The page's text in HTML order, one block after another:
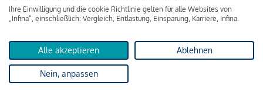
Lesen Sie meine Finanzierungs-Tipps
KreditindexDas Wohnkredit Barometer
Ihre Einwilligung und die cookie Richtlinie gelten für alle Websites von
„Infina“, einschließlich: Vergleich, Entlastung, Einsparung, Karriere, Infina.
Alle akzeptieren Ablehnen
Nein, anpassen